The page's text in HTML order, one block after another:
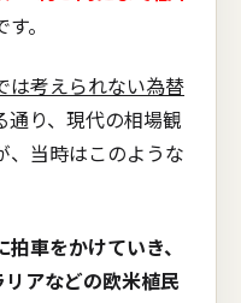
。
は考えられない為替
通り、現代の相場観
、当時はこのような
車をかけていき、
アなどの欧米植民